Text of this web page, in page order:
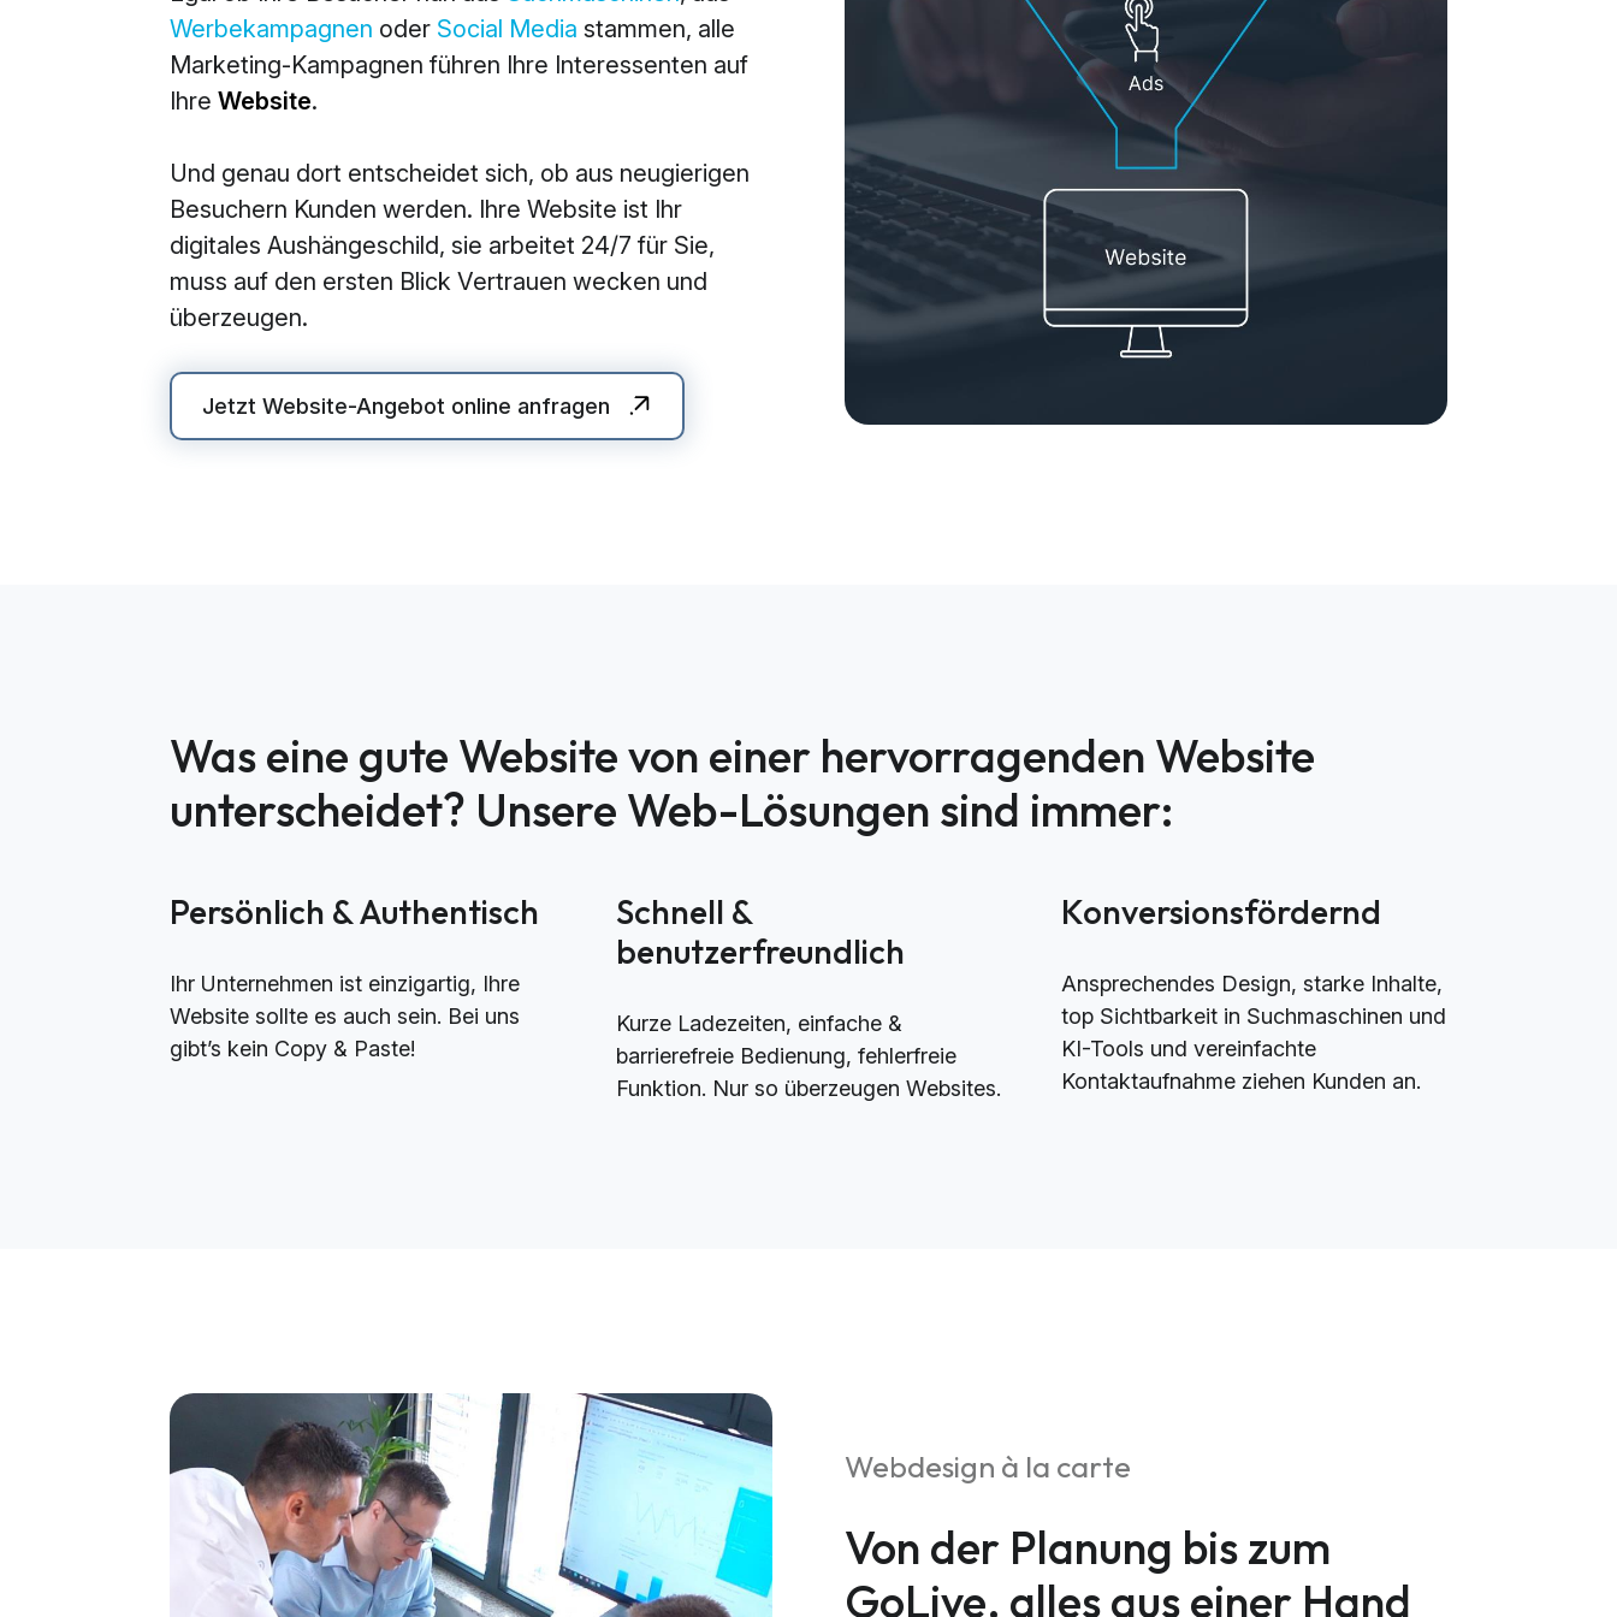
Marketing
Online Werbung (SEA/SMA)
Social Media Marketing (SMM)
E-Mail Marketing
Applications
CMS - Content Management System
Cloud Services
KI-Lösungen
Werbekampagnen oder Social Media stammen, alle
Marketing-Kampagnen führen Ihre Interessenten auf
IhreWebsite.
Und genau dort entscheidet sich, ob aus neugierigen
Besuchern Kunden werden. Ihre Website ist Ihr
digitales Aushängeschild, sie arbeitet 24/7 für Sie,
muss auf den ersten Blick Vertrauen wecken und
überzeugen.
Jetzt Website-Angebot online anfragen
Was eine gute Website von einer hervorragenden Website
unterscheidet? Unsere Web-Lösungen sind immer:
Persönlich & Authentisch
Ihr Unternehmen ist einzigartig, Ihre
Website sollte es auch sein. Bei uns
gibt’s kein Copy & Paste!
Schnell &
benutzerfreundlich
Kurze Ladezeiten, einfache &
barrierefreie Bedienung, fehlerfreie
Funktion. Nur so überzeugen Websites.
Konversionsfördernd
Ansprechendes Design, starke Inhalte,
top Sichtbarkeit in Suchmaschinen und
KI-Tools und vereinfachte
Kontaktaufnahme ziehen Kunden an.
Webdesign à la carte
Von der Planung bis zum
GoLive, alles aus einer Hand